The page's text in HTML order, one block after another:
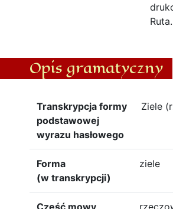
Ruta.
Opis gramatyczny
Transkrypcja formy
podstawowej
wyrazu hasłowego
Ziele
Forma
(w transkrypcji)
ziele
Część mowy